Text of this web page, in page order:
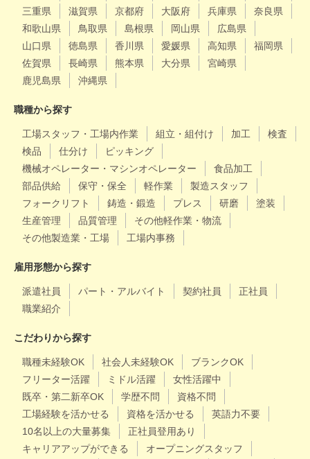
三重県
滋賀県 京都府 大阪府 兵庫県
奈良県
和歌山県
鳥取県 島根県 岡山県
広島県
山口県
徳島県 香川県 愛媛県 高知県
福岡県
佐賀県
長崎県 熊本県 大分県
宮崎県
鹿児島県
沖縄県
職種から探す
工場スタッフ・工場内作業 組立・組付け 加工
検査
検品
仕分け
ピッキング
機械オペレーター・マシンオペレーター
食品加工
部品供給
保守・保全 軽作業
製造スタッフ
フォークリフト
鋳造・鍛造 プレス 研磨
塗装
生産管理
品質管理
その他軽作業・物流
その他製造業・工場
工場内事務
雇用形態から探す
派遣社員 パート・アルバイト 契約社員
正社員
職業紹介
こだわりから探す
職種未経験OK 社会人未経験OK
ブランクOK
フリーター活躍
ミドル活躍
女性活躍中
既卒・第二新卒OK
学歴不問
資格不問
工場経験を活かせる
資格を活かせる
英語力不要
10名以上の大量募集
正社員登用あり
キャリアアップができる
オープニングスタッフ